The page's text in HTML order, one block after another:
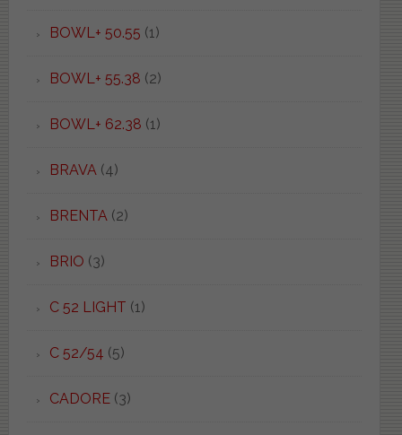
BOWL+ 50.55 (1)
BOWL+ 55.38 (2)
BOWL+ 62.38 (1)
BRAVA(4)
BRENTA(2)
BRIO (3)
C 52 LIGHT (1)
C 52/54 (5)
CADORE(3)